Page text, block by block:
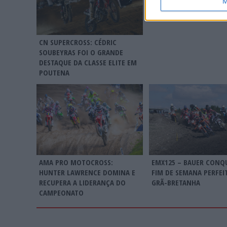
CN SUPERCROSS: CÉDRIC
SOUBEYRAS FOI O GRANDE
DESTAQUE DA CLASSE ELITE EM
POUTENA
AMA PRO MOTOCROSS:
HUNTER LAWRENCE DOMINA E
RECUPERA A LIDERANÇA DO
CAMPEONATO
EMX125 – BAUER
FIM DE SEMANA
GRÃ-BRETANHA